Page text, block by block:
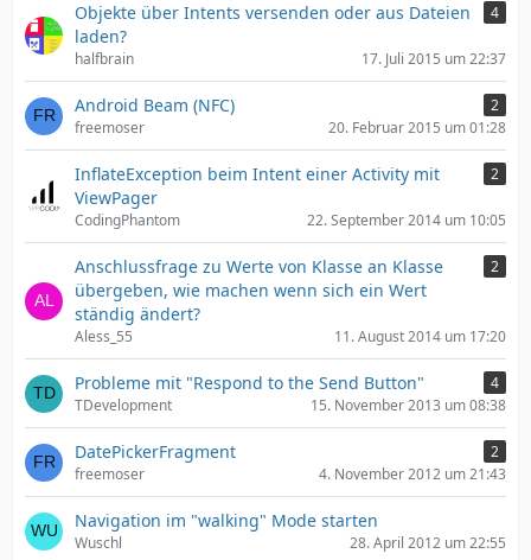
Objekte über Intents versenden oder aus Dateien
laden?
4
halfbrain 17. Juli 2015 um 22:37
Android Beam (NFC)
2
freemoser
20. Februar 2015 um 01:28
InflateException beim Intent einer Activity mit
ViewPager
2
CodingPhantom 22. September 2014 um 10:05
Anschlussfrage zu Werte von Klasse an Klasse
übergeben, wie machen wenn sich ein Wert
ständig ändert?
2
Aless_55 11. August 2014 um 17:20
Probleme mit "Respond to the Send Button"
4
TDevelopment
15. November 2013 um 08:38
DatePickerFragment
2
freemoser
4. November 2012 um 21:43
Navigation im "walking" Mode starten
Wuschl 28. April 2012 um 22:55